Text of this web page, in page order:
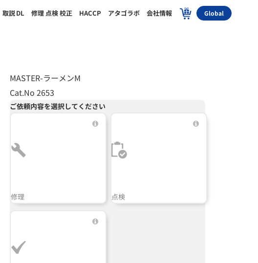
取説DL 修理 点検 校正 HACCP アタゴラボ 会社情報 Global
MASTER-ラーメンM
Cat.No 2653
ご依頼内容を選択してください
修理 点検